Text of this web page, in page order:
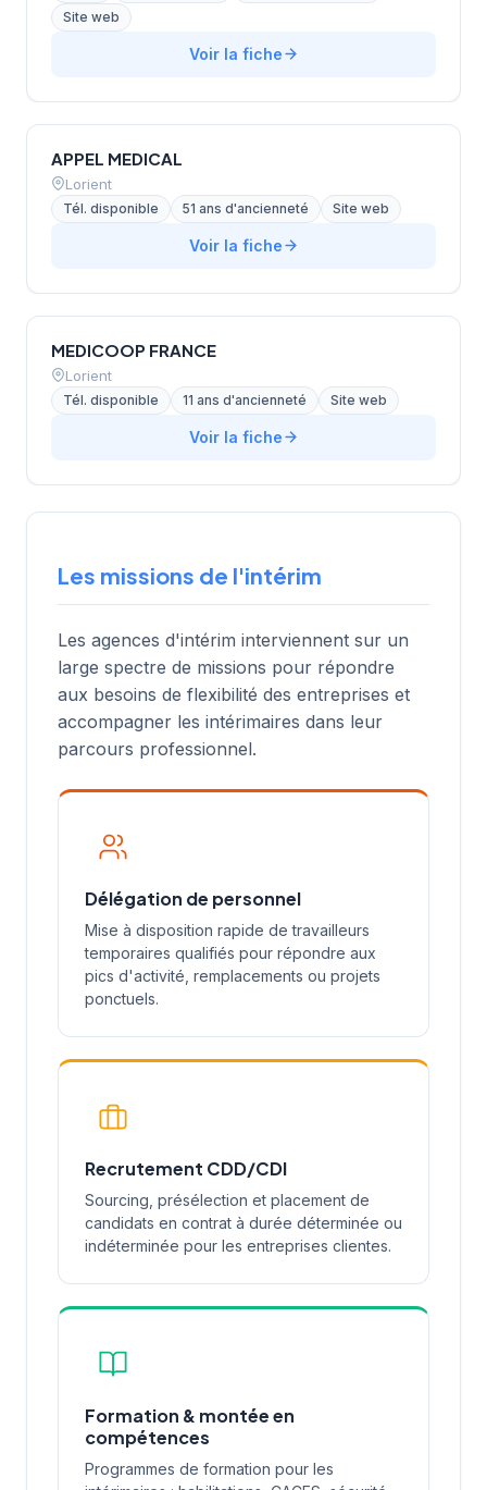
Site web
Voir la fiche
APPEL MEDICAL
Lorient
Tél. disponible 51 ans d'ancienneté Site web
Voir la fiche
MEDICOOP FRANCE
Lorient
Tél. disponible 11 ans d'ancienneté Site web
Voir la fiche
Les missions de l'intérim
Les agences d'intérim interviennent sur un
large spectre de missions pour répondre
aux besoins de flexibilité des entreprises et
accompagner les intérimaires dans leur
parcours professionnel.
Délégation de personnel
Mise à disposition rapide de travailleurs
temporaires qualifiés pour répondre aux
pics d'activité, remplacements ou projets
ponctuels.
Recrutement CDD/CDI
Sourcing, présélection et placement de
candidats en contrat à durée déterminée ou
indéterminée pour les entreprises clientes.
Formation & montée en
compétences
Programmes de formation pour les